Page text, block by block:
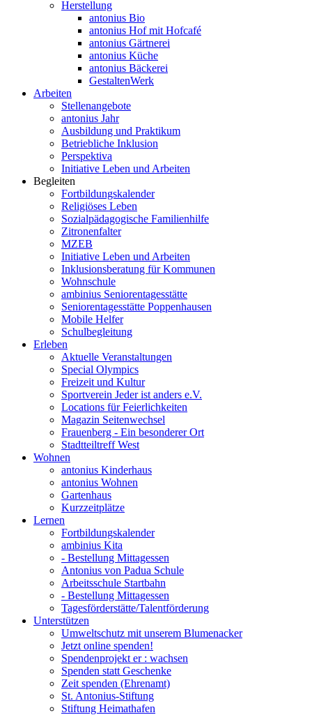
Herstellung
antonius Bio
antonius Hof mit Hofcafé
antonius Gärtnerei
antonius Küche
antonius Bäckerei
GestaltenWerk
Arbeiten
Stellenangebote
antonius Jahr
Ausbildung und Praktikum
Betriebliche Inklusion
Perspektiva
Initiative Leben und Arbeiten
Begleiten
Fortbildungskalender
Religiöses Leben
Sozialpädagogische Familienhilfe
Zitronenfalter
MZEB
Initiative Leben und Arbeiten
Inklusionsberatung für Kommunen
Wohnschule
ambinius Seniorentagesstätte
Seniorentagesstätte Poppenhausen
Mobile Helfer
Schulbegleitung
Erleben
Aktuelle Veranstaltungen
Special Olympics
Freizeit und Kultur
Sportverein Jeder ist anders e.V.
Locations für Feierlichkeiten
Magazin Seitenwechsel
Frauenberg - Ein besonderer Ort
Stadtteiltreff West
Wohnen
antonius Kinderhaus
antonius Wohnen
Gartenhaus
Kurzzeitplätze
Lernen
Fortbildungskalender
ambinius Kita
- Bestellung Mittagessen
Antonius von Padua Schule
Arbeitsschule Startbahn
- Bestellung Mittagessen
Tagesförderstätte/Talentförderung
Unterstützen
Umweltschutz mit unserem Blumenacker
Jetzt online spenden!
Spendenprojekt er : wachsen
Spenden statt Geschenke
Zeit spenden (Ehrenamt)
St. Antonius-Stiftung
Stiftung Heimathafen